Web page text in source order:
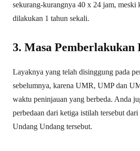
sekurang-kurangnya 40 x 24 jam, meski
dilakukan 1 tahun sekali.
3. Masa Pemberlakukan
Layaknya yang telah disinggung pada
sebelumnya, karena UMR, UMP dan
waktu peninjauan yang berbeda. Anda
perbedaan dari ketiga istilah tersebut dari
Undang Undang tersebut.